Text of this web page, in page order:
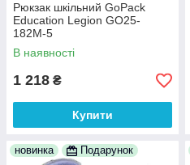
Рюкзак шкільний GoPack
Education Legion GO25-
182M-5
В наявності
1 218 ₴
Купити
новинка Подарунок